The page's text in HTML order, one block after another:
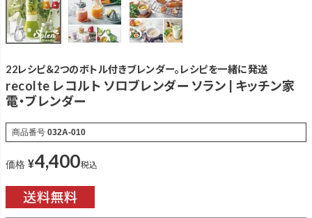
22レシピ＆2つのボトル付きブレンダー。レシピを一緒に発送
recolte レコルト ソロブレンダー ソラン | キッチン家
電・ブレンダー
商品番号 032A-010
価格 ¥4,400税込